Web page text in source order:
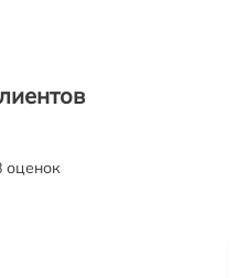
оценок